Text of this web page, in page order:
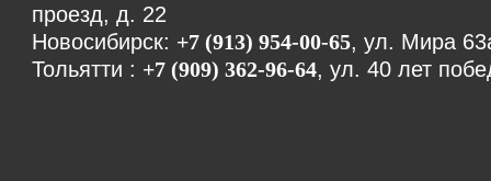
проезд, д. 22
Новосибирск: +7 (913) 954-00-65, ул. Мира
Тольятти : +7 (909) 362-96-64, ул. 40 лет